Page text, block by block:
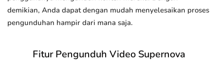
demikian, Anda dapat dengan mudah menyelesaikan proses
pengunduhan hampir dari mana saja.
Fitur Pengunduh Video Supernova